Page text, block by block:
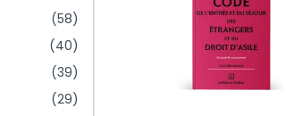
58
40
39
29